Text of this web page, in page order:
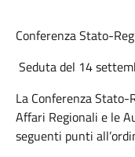
Conferenza Stato-
Seduta del 14
La Conferenza
Affari Regionali e le
seguenti punti